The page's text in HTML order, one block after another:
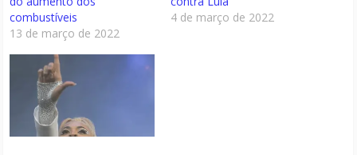
combustíveis
13 de março de 2022
4 de março de 2022